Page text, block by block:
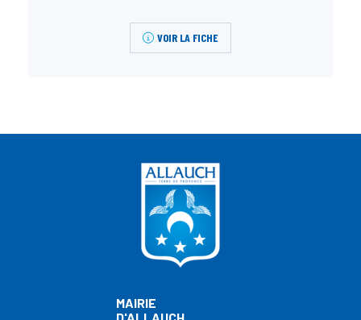
VOIR LA FICHE
MAIRIE